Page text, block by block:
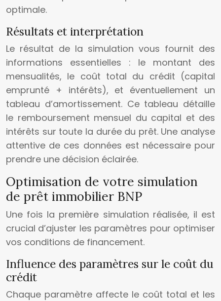
optimale.
Résultats et interprétation
Le résultat de la simulation vous fournit des
informations essentielles : le montant des
mensualités, le coût total du crédit (capital
emprunté + intérêts), et éventuellement un
tableau d’amortissement. Ce tableau détaille
le remboursement mensuel du capital et des
intérêts sur toute la durée du prêt. Une analyse
attentive de ces données est nécessaire pour
prendre une décision éclairée.
Optimisation de votre simulation
de prêt immobilier BNP
Une fois la première simulation réalisée, il est
crucial d’ajuster les paramètres pour optimiser
vos conditions de financement.
Influence des paramètres sur le coût du
crédit
Chaque paramètre affecte le coût total et les